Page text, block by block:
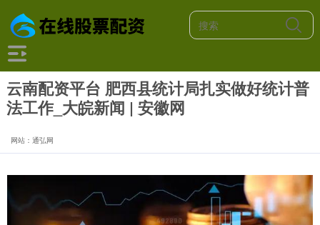
云南配资平台 肥西县统计局扎实做好统计普
法工作_大皖新闻 | 安徽网
网站：通弘网